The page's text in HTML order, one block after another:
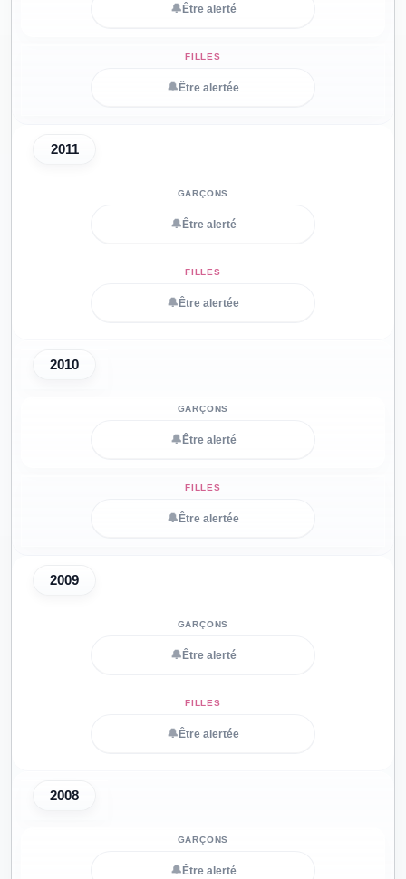
🔔 Être alerté
🔔 Être alertée
2011
🔔 Être alerté
🔔 Être alertée
2010
🔔 Être alerté
🔔 Être alertée
2009
🔔 Être alerté
🔔 Être alertée
2008
🔔 Être alerté